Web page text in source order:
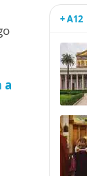
a
+ A12